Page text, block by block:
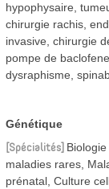
hypophysaire,
chirurgie rachis,
invasive, chirurgie
pompe de
dysraphisme,
Génétique
Spécialités
maladies rares,
prénatal, Culture